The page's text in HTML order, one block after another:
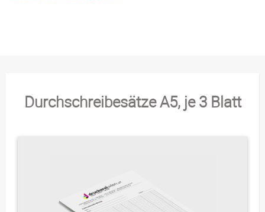
Durchschreibesätze A5, je 3 Blatt